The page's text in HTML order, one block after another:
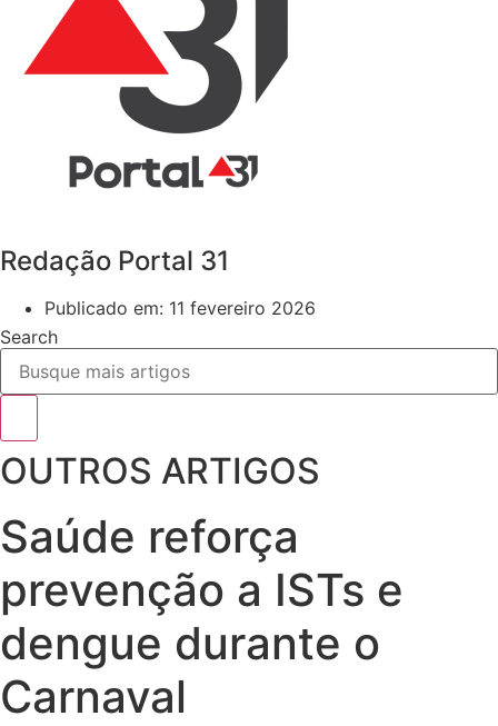
Redação Portal 31
Publicado em: 11 fevereiro 2026
Search
OUTROS ARTIGOS
Saúde reforça
prevenção a ISTs e
dengue durante o
Carnaval